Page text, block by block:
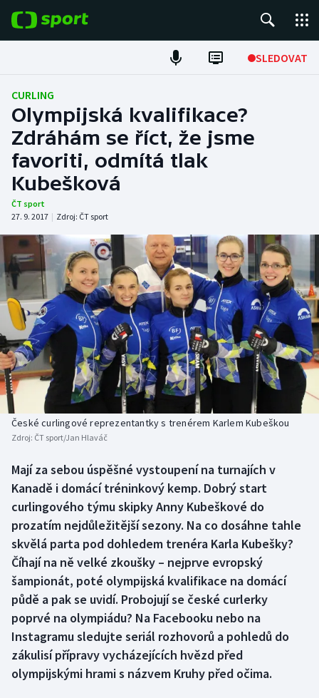
SLEDOVAT
Fotbal
Hokej
Tenis
Atletika
DALŠÍ SPORTY
Americký fotbal
Baseball a softbal
Basketbal
Biatlon
Boby a skeleton
Box
Curling
Dostihy
Florbal
Futsal
Golf
Gymnastika
NEPŘEHLÉDNĚTE
Soutěže
Historické návraty
Aplikace ČT sport
AZ kvíz
CURLING
Olympijská kvalifikace?
Zdráhám se říct, že jsme
favoriti, odmítá tlak
Kubešková
ČT sport
27. 9. 2017 | Zdroj: ČT sport
České curlingové reprezentantky s trenérem Karlem Kubeškou
Zdroj: ČT sport/Jan Hlaváč
Mají za sebou úspěšné vystoupení na turnajích v
Kanadě i domácí tréninkový kemp. Dobrý start
curlingového týmu skipky Anny Kubeškové do
prozatím nejdůležitější sezony. Na co dosáhne tahle
skvělá parta pod dohledem trenéra Karla Kubešky?
Číhají na ně velké zkoušky – nejprve evropský
šampionát, poté olympijská kvalifikace na domácí
půdě a pak se uvidí. Probojují se české curlerky
poprvé na olympiádu? Na Facebooku nebo na
Instagramu sledujte seriál rozhovorů a pohledů do
zákulisí přípravy vycházejících hvězd před
olympijskými hrami s názvem Kruhy před očima.